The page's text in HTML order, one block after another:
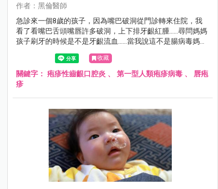
作者：黑倫醫師
急診來一個8歲的孩子，因為嘴巴破洞從門診轉來住院，我
看了看嘴巴舌頭嘴唇許多破洞，上下排牙齦紅腫……尋問媽媽
孩子刷牙的時候是不是牙齦流血……當我說這不是腸病毒媽媽
很驚訝的表情看著我。
收藏
關鍵字： 疱疹性齒齦口腔炎 、 第一型人類疱疹病毒 、 唇疱
疹